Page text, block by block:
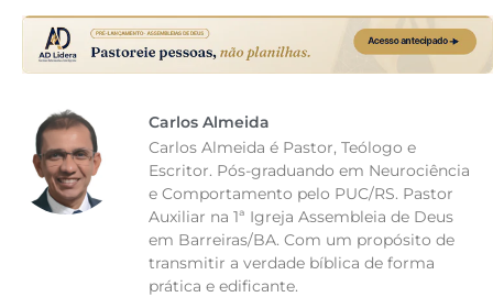
Carlos Almeida
Carlos Almeida é Pastor, Teólogo e
Escritor. Pós-graduando em Neurociência
e Comportamento pelo PUC/RS. Pastor
Auxiliar na 1ª Igreja Assembleia de Deus
em Barreiras/BA. Com um propósito de
transmitir a verdade bíblica de forma
prática e edificante.